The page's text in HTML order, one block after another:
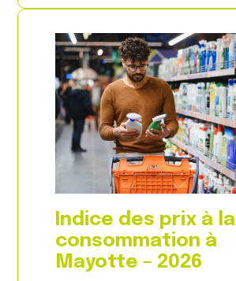
r
t
a
t
i
o
n
d
e
l
’
i
n
d
u
s
t
r
i
i
e
d
e
s
r
i
x
à
l
a
c
o
n
s
o
m
Indice des prix à la
consommation à
Mayotte – 2026